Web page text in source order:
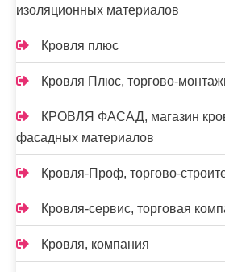
изоляционных материалов
Кровля плюс
Кровля Плюс, торгово-
КРОВЛЯ ФАСАД, магазин
фасадных материалов
Кровля-Проф, торгово-
Кровля-сервис, торговая
Кровля, компания